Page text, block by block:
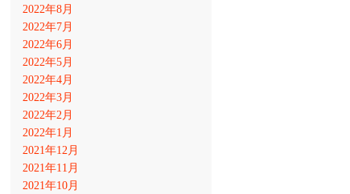
2022年8月
2022年7月
2022年6月
2022年5月
2022年4月
2022年3月
2022年2月
2022年1月
2021年12月
2021年11月
2021年10月